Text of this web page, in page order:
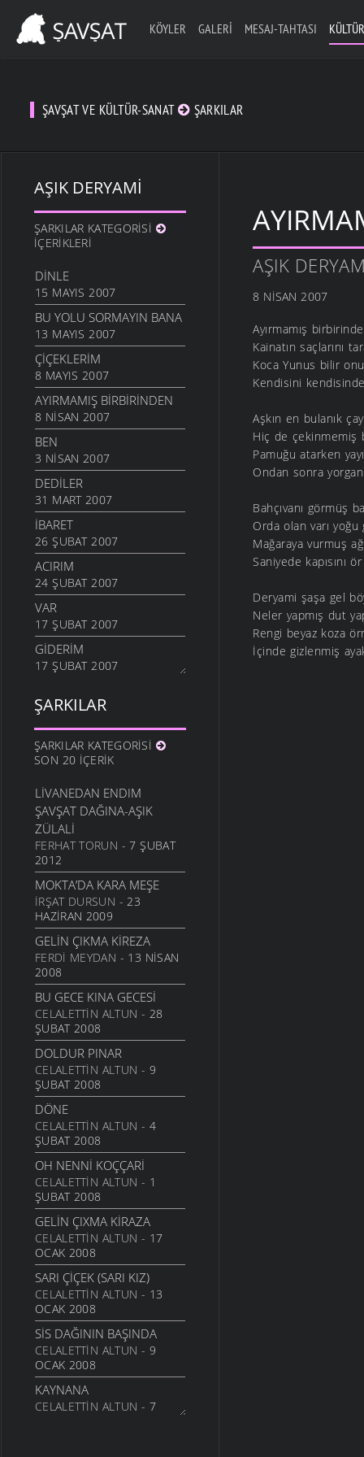
KÖYLER GALERI MESAJ-TAHTASI
ŞAVŞAT VE KÜLTÜR-SANAT ŞARKILAR
AŞIK DERYAMI
ŞARKILAR KATEGORISI
İÇERIKLERI
DINLE
15 MAYIS 2007
BU YOLU SORMAYIN BANA
13 MAYIS 2007
ÇIÇEKLERIM
8 MAYIS 2007
AYIRMAMIŞ BIRBIRINDEN
8 NISAN 2007
BEN
3 NISAN 2007
DEDILER
31 MART 2007
İBARET
26 ŞUBAT 2007
ACIRIM
24 ŞUBAT 2007
VAR
17 ŞUBAT 2007
GIDERIM
17 ŞUBAT 2007
ŞARKILAR
ŞARKILAR KATEGORISI
SON 20 İÇERIK
LIVANEDAN ENDIM
ŞAVŞAT DAĞINA-AŞIK
ZÜLALI
FERHAT TORUN - 7 ŞUBAT
2012
MOKTA’DA KARA MEŞE
İRŞAT DURSUN - 23
HAZIRAN 2009
GELIN ÇIKMA KIREZA
FERDI MEYDAN - 13 NISAN
2008
BU GECE KINA GECESI
CELALETTIN ALTUN - 28
ŞUBAT 2008
DOLDUR PINAR
CELALETTIN ALTUN - 9
ŞUBAT 2008
DÖNE
CELALETTIN ALTUN - 4
ŞUBAT 2008
OH NENNI KOÇÇARI
CELALETTIN ALTUN - 1
ŞUBAT 2008
GELIN ÇIXMA KIRAZA
CELALETTIN ALTUN - 17
OCAK 2008
SARI ÇIÇEK (SARI KIZ)
CELALETTIN ALTUN - 13
OCAK 2008
SIS DAĞININ BAŞINDA
CELALETTIN ALTUN - 9
OCAK 2008
KAYNANA
CELALETTIN ALTUN - 7
AŞIK
8 NISAN 2007
Ayırmamış
Kainatın saçlarını
Koca Yunus bilir
Kendisini
Aşkın en bulanık
Hiç de çekinmemiş
Pamuğu atarken
Ondan sonra
Bahçıvanı görmüş
Orda olan varı yoğu
Mağaraya vurmuş
Saniyede kapısını
Deryami şaşa gel
Neler yapmış dut
Rengi beyaz koza
İçinde gizlenmiş